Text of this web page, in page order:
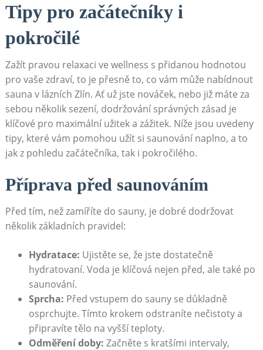
Tipy pro začátečníky i
pokročilé
Zažít pravou relaxaci ve wellness s přidanou hodnotou
pro vaše zdraví, to je přesně to, co vám může nabídnout
sauna v lázních Zlín. Ať už jste nováček, nebo již máte za
sebou několik sezení, dodržování správných zásad je
klíčové pro maximální užitek a zážitek. Níže jsou uvedeny
tipy, které vám pomohou užít si saunování naplno, a to
jak z pohledu začátečníka, tak i pokročilého.
Příprava před saunováním
Před tím, než zamíříte do sauny, je dobré dodržovat
několik základních pravidel:
Hydratace: Ujistěte se, že jste dostatečně
hydratovaní. Voda je klíčová nejen před, ale také po
saunování.
Sprcha: Před vstupem do sauny se důkladně
osprchujte. Tímto krokem odstraníte nečistoty a
připravíte tělo na vyšší teploty.
Odměření doby: Začněte s kratšími intervaly,